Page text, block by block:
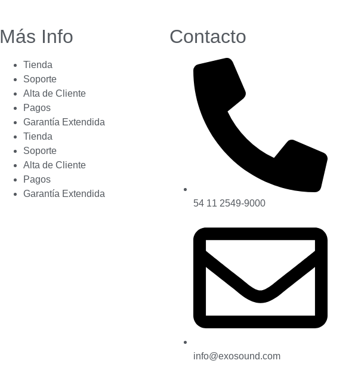
Más Info
Tienda
Soporte
Alta de Cliente
Pagos
Garantía Extendida
Tienda
Soporte
Alta de Cliente
Pagos
Garantía Extendida
Contacto
54 11 2549-9000
info@exosound.com